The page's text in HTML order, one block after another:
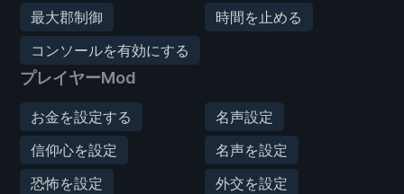
最大郡制御
時間を止める
コンソールを有効にする
プレイヤーMod
お金を設定する
名声設定
信仰心を設定
名声を設定
恐怖を設定
外交を設定